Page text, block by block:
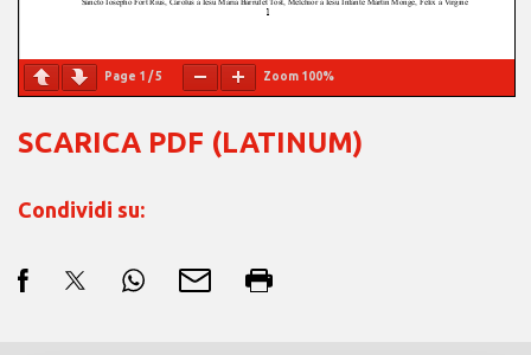
Page 1 /5 Zoom 100%
SCARICA PDF (LATINUM)
Condividi su: